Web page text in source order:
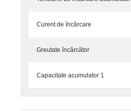
Curent de încărcare
Greutate încărcător
Capacitate acumulator 1